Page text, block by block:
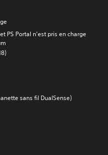
PS Portal n'est pris en charge
sans fil DualSense)